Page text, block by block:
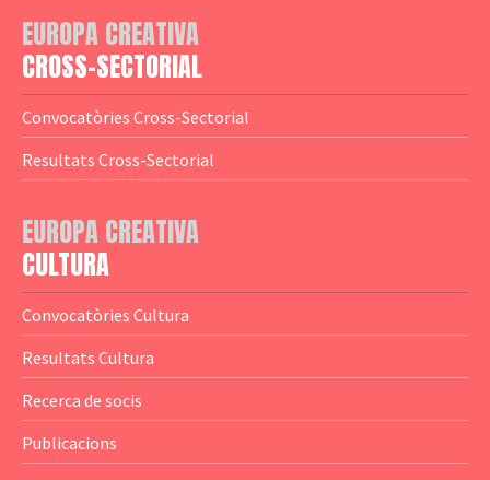
— Logotips
— Notícies
— Guies MEDIA
— Altres Guies
— Presentacions
— Estudis
— Anuaris
— Catàlegs
— Estadístiques
EUROPA CREATIVA
CROSS-SECTORIAL
Convocatòries Cross-Sectorial
Resultats Cross-Sectorial
EUROPA CREATIVA
CULTURA
Convocatòries Cultura
Resultats Cultura
Recerca de socis
Publicacions